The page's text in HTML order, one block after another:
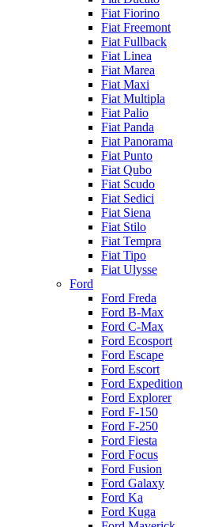
Fiat Fiorino
Fiat Freemont
Fiat Fullback
Fiat Linea
Fiat Marea
Fiat Maxi
Fiat Multipla
Fiat Palio
Fiat Panda
Fiat Panorama
Fiat Punto
Fiat Qubo
Fiat Scudo
Fiat Sedici
Fiat Siena
Fiat Stilo
Fiat Tempra
Fiat Tipo
Fiat Ulysse
Ford
Ford Freda
Ford B-Max
Ford C-Max
Ford Ecosport
Ford Escape
Ford Escort
Ford Expedition
Ford Explorer
Ford F-150
Ford F-250
Ford Fiesta
Ford Focus
Ford Fusion
Ford Galaxy
Ford Ka
Ford Kuga